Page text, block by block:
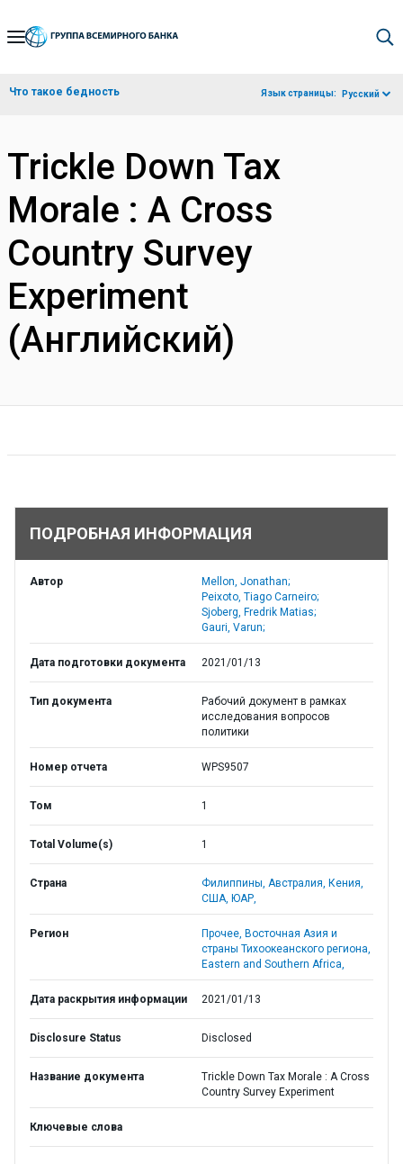
Skip
Navigation
Что такое бедность Язык страницы: Русский
Trickle Down Tax
Morale : A Cross
Country Survey
Experiment
(Английский)
ПОДРОБНАЯ ИНФОРМАЦИЯ
Автор
Mellon, Jonathan;
Peixoto, Tiago Carneiro;
Sjoberg, Fredrik Matias;
Gauri, Varun;
Дата подготовки документа 2021/01/13
Тип документа
Рабочий документ в рамках
исследования вопросов
политики
Номер отчета WPS9507
Том 1
Total Volume(s) 1
Страна Филиппины, Австралия, Кения,
США, ЮАР,
Регион Прочее, Восточная Азия и
страны Тихоокеанского региона,
Eastern and Southern Africa,
Дата раскрытия информации 2021/01/13
Disclosure Status Disclosed
Название документа
Trickle Down Tax Morale : A Cross
Country Survey Experiment
Ключевые слова